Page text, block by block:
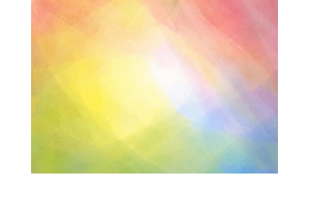
Klassenbetreuer, Musik, Orchester, VS